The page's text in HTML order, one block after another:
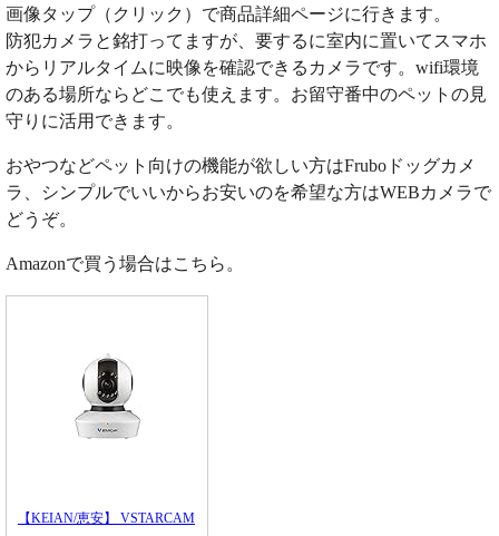
画像タップ（クリック）で商品詳細ページに行きます。
防犯カメラと銘打ってますが、要するに室内に置いてスマホ
からリアルタイムに映像を確認できるカメラです。wifi環境
のある場所ならどこでも使えます。お留守番中のペットの見
守りに活用できます。
おやつなどペット向けの機能が欲しい方はFruboドッグカメ
ラ、シンプルでいいからお安いのを希望な方はWEBカメラで
どうぞ。
Amazonで買う場合はこちら。
【KEIAN/恵安】 VSTARCAM